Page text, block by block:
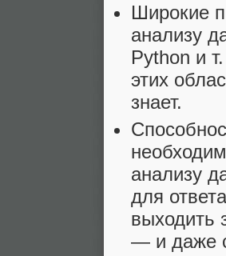
Широкие
анализу
Python и
этих
знает.
анализу
для
выходить
— и даже